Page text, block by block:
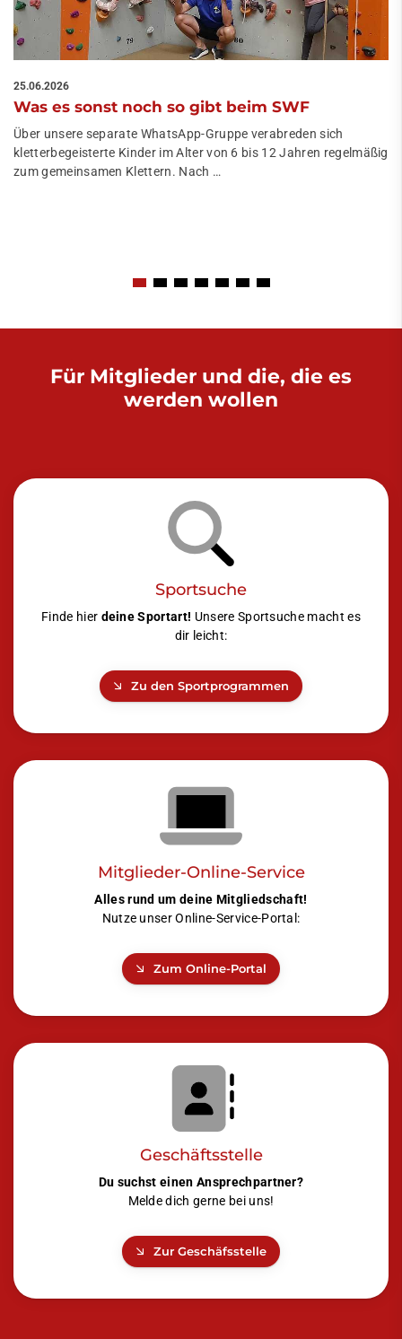
25.06.2026
Was es sonst noch so gibt beim SWF
Über unsere separate WhatsApp-Gruppe verabreden sich
kletterbegeisterte Kinder im Alter von 6 bis 12 Jahren regelmäßig
zum gemeinsamen Klettern. Nach …
Für Mitglieder und die, die es
werden wollen
Sportsuche
Finde hier deine Sportart! Unsere Sportsuche macht es
dir leicht:
Zu den Sportprogrammen
Mitglieder-Online-Service
Alles rund um deine Mitgliedschaft!
Nutze unser Online-Service-Portal:
Zum Online-Portal
Geschäftsstelle
Du suchst einen Ansprechpartner?
Melde dich gerne bei uns!
Zur Geschäfsstelle